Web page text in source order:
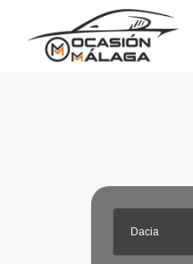
Dacia